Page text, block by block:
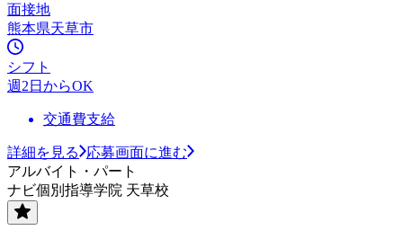
面接地
熊本県天草市
シフト
週2日からOK
交通費支給
詳細を見る
応募画面に進む
アルバイト・パート
ナビ個別指導学院 天草校